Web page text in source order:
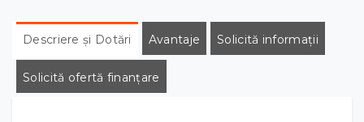
Descriere și Dotări Avantaje Solicită informații
Solicită ofertă finanțare